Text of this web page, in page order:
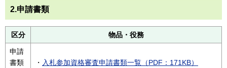
2.申請書類
区分 物品・役務
申請
書類
・ 入札参加資格審査申請書類一覧（PDF：171KB）